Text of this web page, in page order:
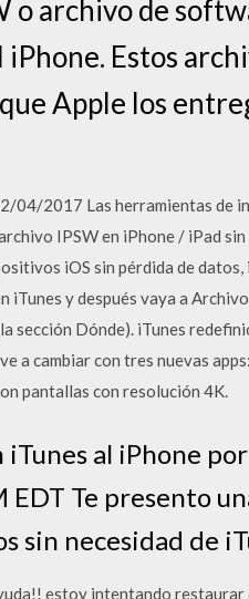
o archivo de
Estos
Apple los
2017 Las herramientas de
IPSW en iPhone / iPad
iOS sin pérdida de
iTunes y después vaya a
sección Dónde). iTunes
a cambiar con tres nuevas
pantallas con resolución 4K.
iTunes al iPhone
EDT Te presento
sin necesidad de
estoy intentando